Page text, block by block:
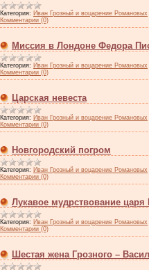
Категория: Иван Грозный и воцарение Романовых
Комментарии (0)
Миссия в Лондоне Федора
Категория: Иван Грозный и воцарение Романовых
Комментарии (0)
Царская невеста
Категория: Иван Грозный и воцарение Романовых
Комментарии (0)
Новгородский погром
Категория: Иван Грозный и воцарение Романовых
Комментарии (0)
Лукавое мудрствование царя
Категория: Иван Грозный и воцарение Романовых
Комментарии (0)
Шестая жена Грозного –